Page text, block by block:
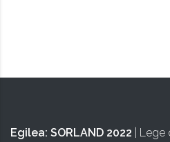
Egilea: SORLAND 2022 Lege